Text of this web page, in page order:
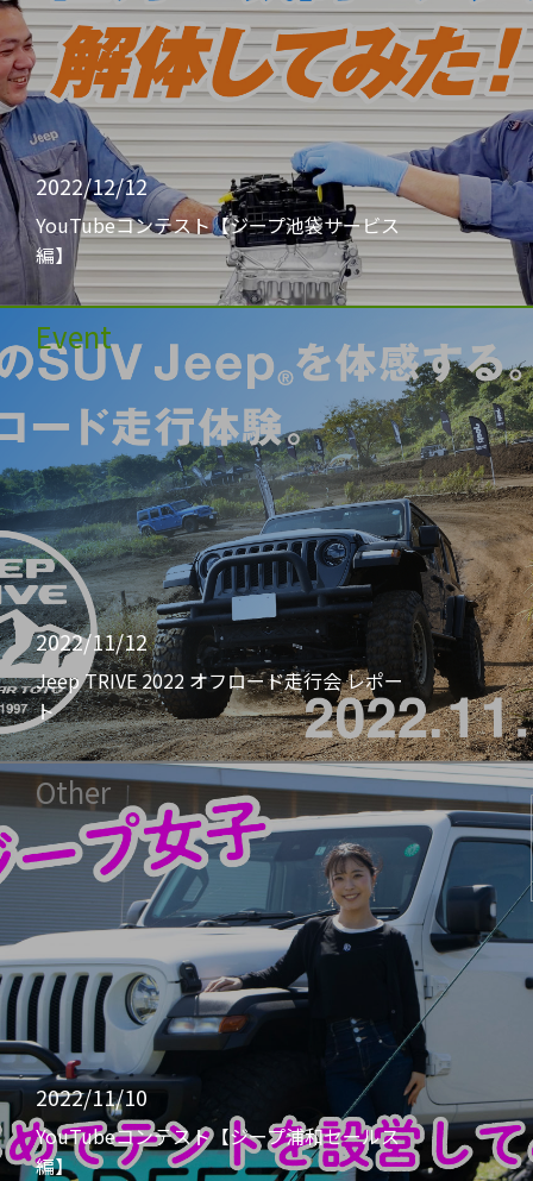
2022/12/12
YouTubeコンテスト【ジープ池袋サービス
編】
Event
2022/11/12
Jeep TRIVE 2022 オフロード走行会 レポー
ト
Other
2022/11/10
YouTubeコンテスト【ジープ浦和セールス
編】